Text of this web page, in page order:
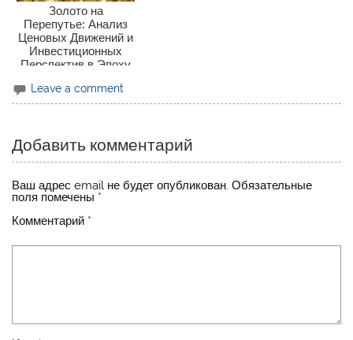
Золото на
Перепутье: Анализ
Ценовых Движений и
Инвестиционных
Перспектив в Эпоху
Leave a comment
Добавить комментарий
Ваш адрес email не будет опубликован. Обязательные
поля помечены *
Комментарий *